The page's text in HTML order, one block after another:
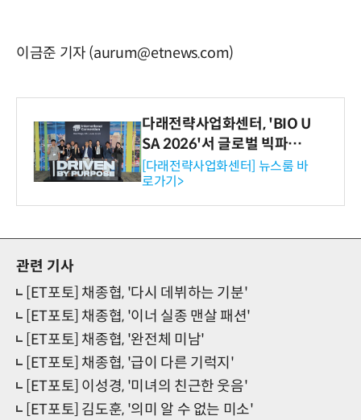
이금준 기자 (aurum@etnews.com)
다래전략사업화센터, 'BIO U
SA 2026'서 글로벌 빅파마
와의 비즈니스 미팅 지원…K
-바이오 해외 진출 교두보 확
보
[다래전략사업화센터] 뉴스룸 바
로가기>
관련 기사
[ET포토] 채종협, '다시 데뷔하는 기분'
[ET포토] 채종협, '이너 실종 맨살 패션'
[ET포토] 채종협, '완전체 미남'
[ET포토] 채종협, '급이 다른 기럭지'
[ET포토] 이성경, '미녀의 친근한 웃음'
[ET포토] 김도훈, '의미 알 수 없는 미소'